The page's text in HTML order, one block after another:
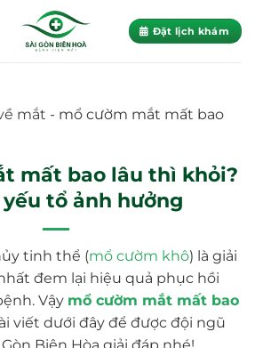
Đặt lịch khám
mắt - mổ cườm mắt mất bao
mất bao lâu thì khỏi?
tổ ảnh hưởng
tinh thể (mổ cườm khô) là giải
đem lại hiệu quả phục hồi
Vậy mổ cườm mắt mất bao
viết dưới đây để được đội ngũ